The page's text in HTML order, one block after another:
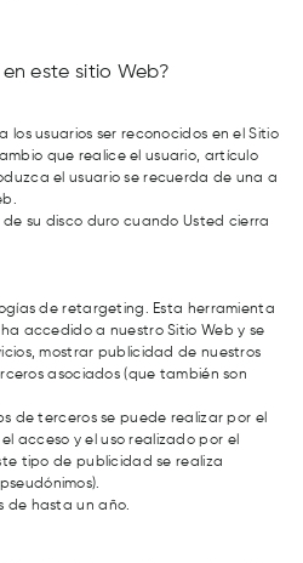
este sitio Web?
los usuarios ser reconocidos en el Sitio
que realice el usuario, artículo
el usuario se recuerda de una a
de su disco duro cuando Usted cierra
de retargeting. Esta herramienta
accedido a nuestro Sitio Web y se
mostrar publicidad de nuestros
asociados (que también son
de terceros se puede realizar por el
acceso y el uso realizado por el
tipo de publicidad se realiza
de hasta un año.